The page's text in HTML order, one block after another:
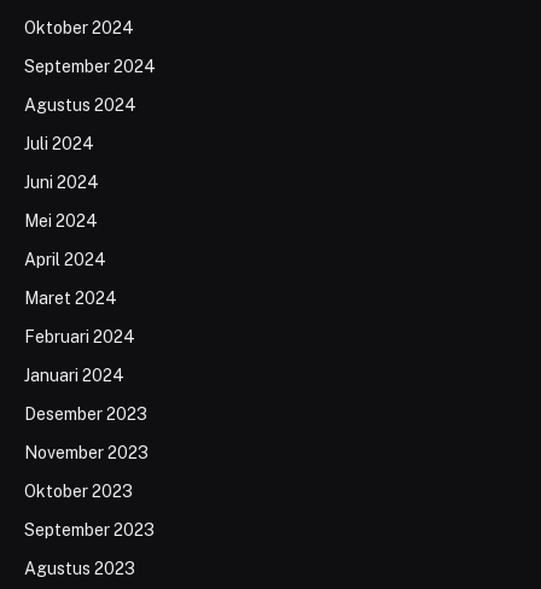
Oktober 2024
September 2024
Agustus 2024
Juli 2024
Juni 2024
Mei 2024
April 2024
Maret 2024
Februari 2024
Januari 2024
Desember 2023
November 2023
Oktober 2023
September 2023
Agustus 2023